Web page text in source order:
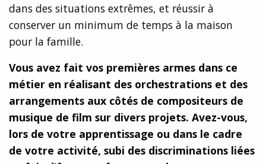
dans des situations extrêmes, et réussir à
conserver un minimum de temps à la maison
pour la famille.
Vous avez fait vos premières armes dans ce
métier en réalisant des orchestrations et des
arrangements aux côtés de compositeurs de
musique de film sur divers projets. Avez-vous,
lors de votre apprentissage ou dans le cadre
de votre activité, subi des discriminations liées